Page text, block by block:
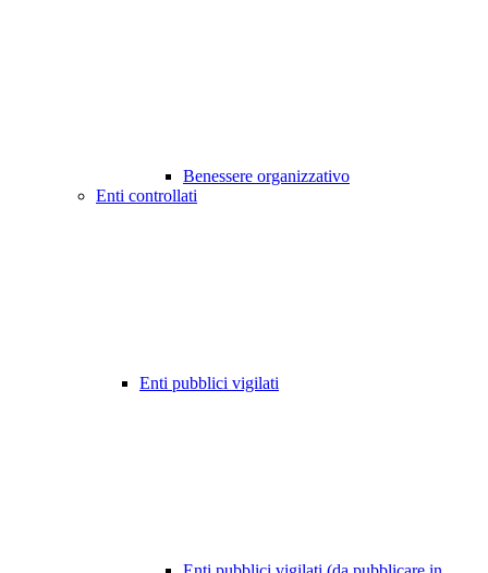
Benessere organizzativo
Enti controllati
Enti pubblici vigilati